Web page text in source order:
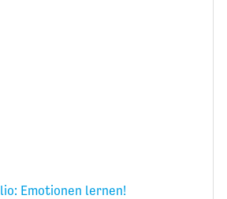
Emotionen lernen!